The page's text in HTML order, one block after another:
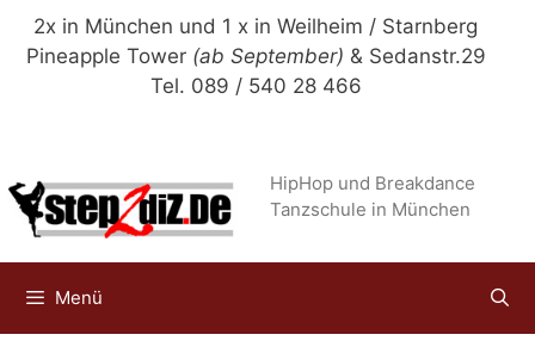
Zum
Inhalt
2x in München und 1 x in Weilheim / Starnberg
Pineapple Tower (ab September) & Sedanstr.29
Tel. 089 / 540 28 466
HipHop und Breakdance
Tanzschule in München
Menü